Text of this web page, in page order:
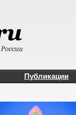
Публикации